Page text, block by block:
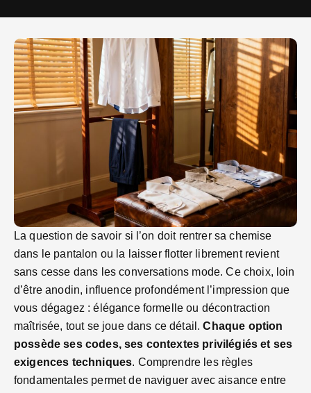
La question de savoir si l’on doit rentrer sa chemise
dans le pantalon ou la laisser flotter librement revient
sans cesse dans les conversations mode. Ce choix, loin
d’être anodin, influence profondément l’impression que
vous dégagez : élégance formelle ou décontraction
maîtrisée, tout se joue dans ce détail.Chaque option
possède ses codes, ses contextes privilégiés et ses
exigences techniques. Comprendre les règles
fondamentales permet de naviguer avec aisance entre